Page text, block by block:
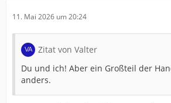
11. Mai 2026 um 20:24
Zitat von Valter
Du und ich! Aber ein Großteil der
anders.